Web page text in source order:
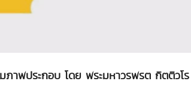
าพประกอบ โดย พระมหาวรพรต กิตติวโร